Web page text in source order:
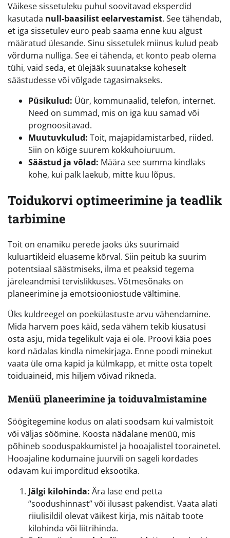
Väikese sissetuleku puhul soovitavad eksperdid
kasutada null-baasilist eelarvestamist. See tähendab,
et iga sissetulev euro peab saama enne kuu algust
määratud ülesande. Sinu sissetulek miinus kulud peab
võrduma nulliga. See ei tähenda, et konto peab olema
tühi, vaid seda, et ülejääk suunatakse koheselt
säästudesse või võlgade tagasimakseks.
Püsikulud: Üür, kommunaalid, telefon, internet.
Need on summad, mis on iga kuu samad või
prognoositavad.
Muutuvkulud: Toit, majapidamistarbed, riided.
Siin on kõige suurem kokkuhoiuruum.
Säästud ja võlad: Määra see summa kindlaks
kohe, kui palk laekub, mitte kuu lõpus.
Toidukorvi optimeerimine ja teadlik
tarbimine
Toit on enamiku perede jaoks üks suurimaid
kuluartikleid eluaseme kõrval. Siin peitub ka suurim
potentsiaal säästmiseks, ilma et peaksid tegema
järeleandmisi tervislikkuses. Võtmesõnaks on
planeerimine ja emotsiooniostude vältimine.
Üks kuldreegel on poekülastuste arvu vähendamine.
Mida harvem poes käid, seda vähem tekib kiusatusi
osta asju, mida tegelikult vaja ei ole. Proovi käia poes
kord nädalas kindla nimekirjaga. Enne poodi minekut
vaata üle oma kapid ja külmkapp, et mitte osta topelt
toiduaineid, mis hiljem võivad rikneda.
Menüü planeerimine ja toiduvalmistamine
Söögitegemine kodus on alati soodsam kui valmistoit
või väljas söömine. Koosta nädalane menüü, mis
põhineb sooduspakkumistel ja hooajalistel toorainetel.
Hooajaline kodumaine juurvili on sageli kordades
odavam kui imporditud eksootika.
Jälgi kilohinda: Ära lase end petta
“soodushinnast” või ilusast pakendist. Vaata alati
riiulisildil olevat väikest kirja, mis näitab toote
kilohinda või liitrihinda.